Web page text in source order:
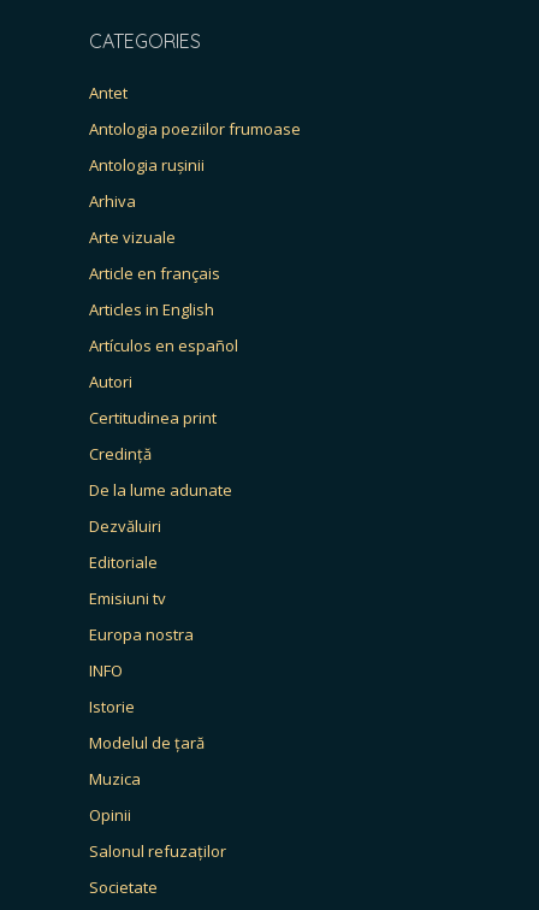
CATEGORIES
Antet
Antologia poeziilor frumoase
Antologia rușinii
Arhiva
Arte vizuale
Article en français
Articles in English
Artículos en español
Autori
Certitudinea print
Credință
De la lume adunate
Dezvăluiri
Editoriale
Emisiuni tv
Europa nostra
INFO
Istorie
Modelul de țară
Muzica
Opinii
Salonul refuzaților
Societate